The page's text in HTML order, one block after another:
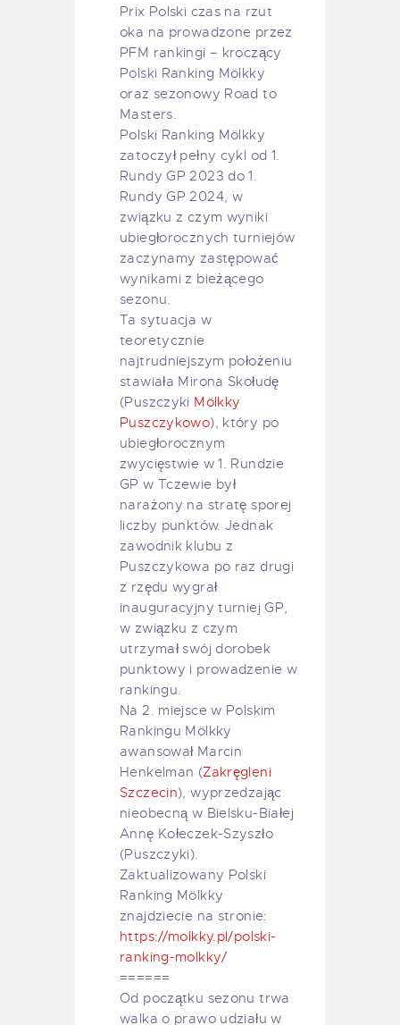
Prix Polski czas na rzut
oka na prowadzone przez
PFM rankingi – kroczący
Polski Ranking Mölkky
oraz sezonowy Road to
Masters.
Polski Ranking Mölkky
zatoczył pełny cykl od 1.
Rundy GP 2023 do 1.
Rundy GP 2024, w
związku z czym wyniki
ubiegłorocznych turniejów
zaczynamy zastępować
wynikami z bieżącego
sezonu.
Ta sytuacja w
teoretycznie
najtrudniejszym położeniu
stawiała Mirona Skołudę
(Puszczyki Mölkky
Puszczykowo), który po
ubiegłorocznym
zwycięstwie w 1. Rundzie
GP w Tczewie był
narażony na stratę sporej
liczby punktów. Jednak
zawodnik klubu z
Puszczykowa po raz drugi
z rzędu wygrał
inauguracyjny turniej GP,
w związku z czym
utrzymał swój dorobek
punktowy i prowadzenie w
rankingu.
Na 2. miejsce w Polskim
Rankingu Mölkky
awansował Marcin
Henkelman (Zakręgleni
Szczecin), wyprzedzając
nieobecną w Bielsku-Białej
Annę Kołeczek-Szyszło
(Puszczyki).
Zaktualizowany Polski
Ranking Mölkky
znajdziecie na stronie:
https://molkky.pl/polski-
ranking-molkky/
======
Od początku sezonu trwa
walka o prawo udziału w